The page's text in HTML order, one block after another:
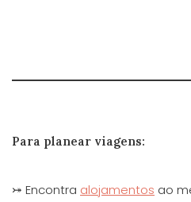
Para planear viagens:
⤖ Encontra alojamentos ao